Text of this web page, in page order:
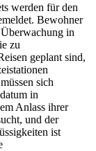
werden für den
Bewohner
in
zu
geplant sind,
sich
in
Anlass ihrer
und der
ist